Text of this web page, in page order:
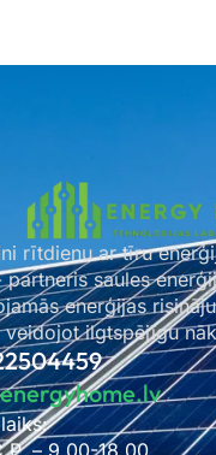
rītdienu ar tīru
partneris saules
enerģijas
veidojot ilgtspējīgu
– 9.00-18.00